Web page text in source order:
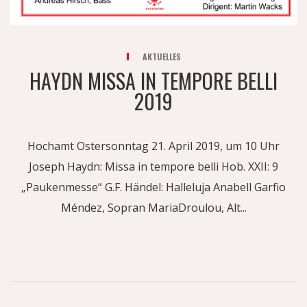
AKTUELLES
HAYDN MISSA IN TEMPORE BELLI
2019
Hochamt Ostersonntag 21. April 2019, um 10 Uhr
Joseph Haydn: Missa in tempore belli Hob. XXII: 9
„Paukenmesse“ G.F. Händel: Halleluja Anabell Garfio
Méndez, Sopran MariaDroulou, Alt...